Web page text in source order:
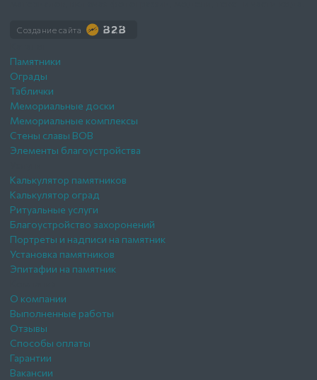
Создание сайта
Памятники
Ограды
Таблички
Мемориальные доски
Мемориальные комплексы
Стены славы ВОВ
Элементы благоустройства
Калькулятор памятников
Калькулятор оград
Ритуальные услуги
Благоустройство захоронений
Портреты и надписи на памятник
Установка памятников
Эпитафии на памятник
О компании
Выполненные работы
Отзывы
Способы оплаты
Гарантии
Вакансии